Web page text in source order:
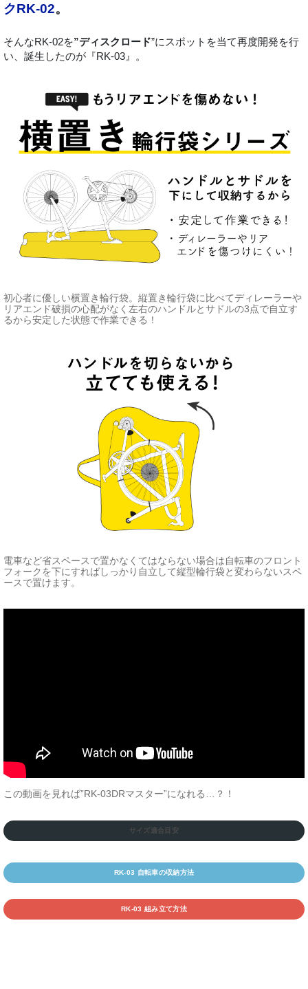
クRK-02。
そんなRK-02を”ディスクロード”にスポットを当て再度開発を行
い、誕生したのが『RK-03』。
初心者に優しい横置き輪行袋。縦置き輪行袋に比べてディレーラーや
リアエンド破損の心配がなく左右のハンドルとサドルの3点で自立す
るから安定した状態で作業できる！
電車など省スペースで置かなくてはならない場合は自転車のフロント
フォークを下にすればしっかり自立して縦型輪行袋と変わらないスペ
ースで置けます。
この動画を見れば”RK-03DRマスター”になれる…？！
サイズ適合目安
RK-03 自転車の収納方法
RK-03 組み立て方法